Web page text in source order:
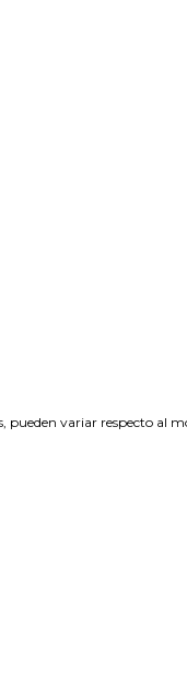
pueden variar respecto al